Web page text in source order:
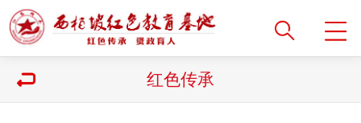
红色传承